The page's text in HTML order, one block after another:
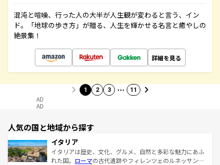
混沌と喧噪、行った人の大半が人生観が変わると言う、イン
ド。「地球の歩き方」が贈る、人生を輝かせる名言と癒やしの
絶景集！
詳細を見る
1 2 3 … 11
AD
AD
人気の国と地域から探す
イタリア
イタリアは歴史、文化、グルメ、自然と多彩な魅力にあふ
れた国。 ローマの古代遺跡やフィレンツェのルネッサンス